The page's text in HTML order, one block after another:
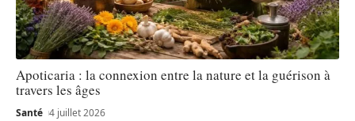
Apoticaria : la connexion entre la nature et la guérison à
travers les âges
Santé 4 juillet 2026